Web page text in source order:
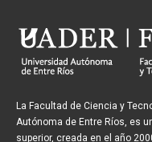
La Facultad de Ciencia y
Autónoma de Entre Ríos, es
superior, creada en el año